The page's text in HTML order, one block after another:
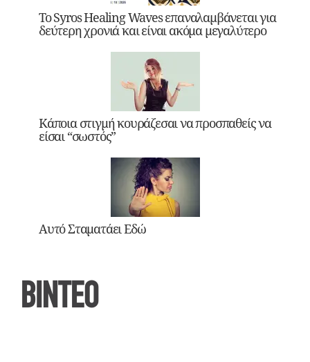
Το Syros Healing Waves επαναλαμβάνεται για
δεύτερη χρονιά και είναι ακόμα μεγαλύτερο
Κάποια στιγμή κουράζεσαι να προσπαθείς να
είσαι “σωστός”
Αυτό Σταματάει Εδώ
ΒΙΝΤΕΟ